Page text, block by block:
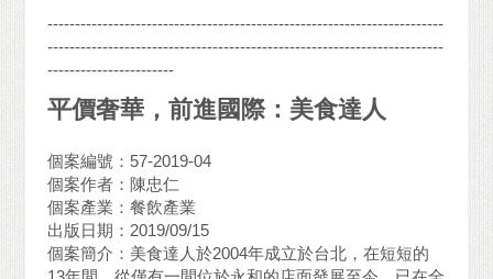
------------------------------------------------------------------------
------------------------------------------------------------------------
-----------------------
平價奢華，前進國際：美食達人
個案編號：57-2019-04
個案作者：陳忠仁
個案產業：餐飲產業
出版日期：2019/09/15
個案簡介：美食達人於2004年成立於台北，在短短的